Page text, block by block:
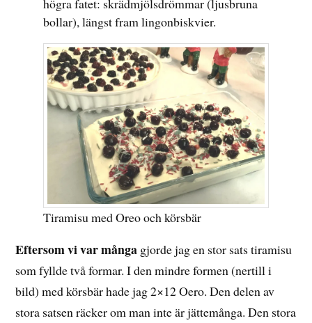
högra fatet: skrädmjölsdrömmar (ljusbruna
bollar), längst fram lingonbiskvier.
Tiramisu med Oreo och körsbär
Eftersom vi var många gjorde jag en stor sats tiramisu
som fyllde två formar. I den mindre formen (nertill i
bild) med körsbär hade jag 2×12 Oero. Den delen av
stora satsen räcker om man inte är jättemånga. Den stora